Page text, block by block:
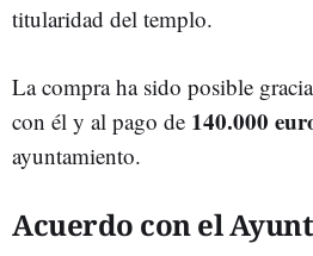
titularidad del templo.
La compra ha sido posible
con él y al pago de 140.000
ayuntamiento.
Acuerdo con el